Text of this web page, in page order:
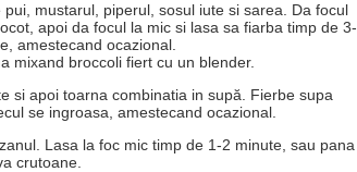
mustarul, piperul, sosul iute si sarea. Da focul
apoi da focul la mic si lasa sa fiarba timp de 3-
amestecand ocazional.
mixand broccoli fiert cu un blender.
si apoi toarna combinatia in supă. Fierbe supa
se ingroasa, amestecand ocazional.
Lasa la foc mic timp de 1-2 minute, sau pana
crutoane.